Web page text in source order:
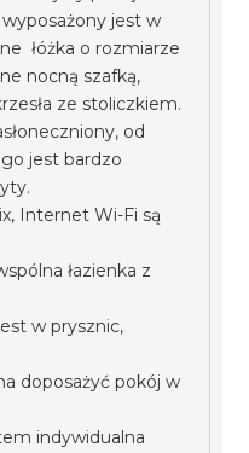
jest w
łóżka o rozmiarze
nocną szafką,
ze stoliczkiem.
od
jest bardzo
Internet Wi-Fi są
łazienka z
w prysznic,
doposażyć pokój w
indywidualna